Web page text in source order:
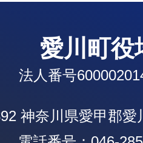
愛川町役
法人番号
神奈川県愛甲郡愛